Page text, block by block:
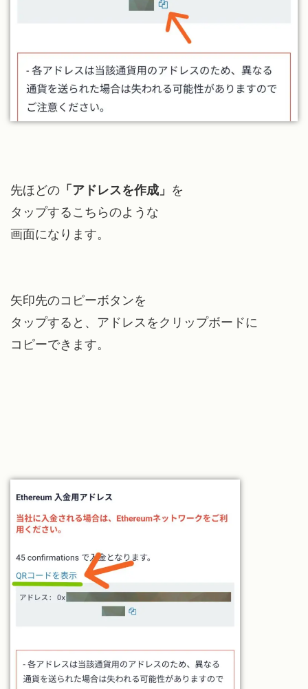
先ほどの 「アドレスを作成」 を
タップするこちらのような
画面になります。
矢印先のコピーボタンを
タップすると、アドレスをクリップボードに
コピーできます。